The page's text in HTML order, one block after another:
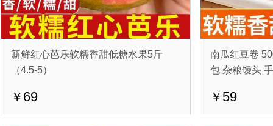
新鲜红心芭乐软糯香甜低糖水果5斤
（4.5-5）
￥ 69
南瓜红豆卷
包 杂粮馒头
￥ 59